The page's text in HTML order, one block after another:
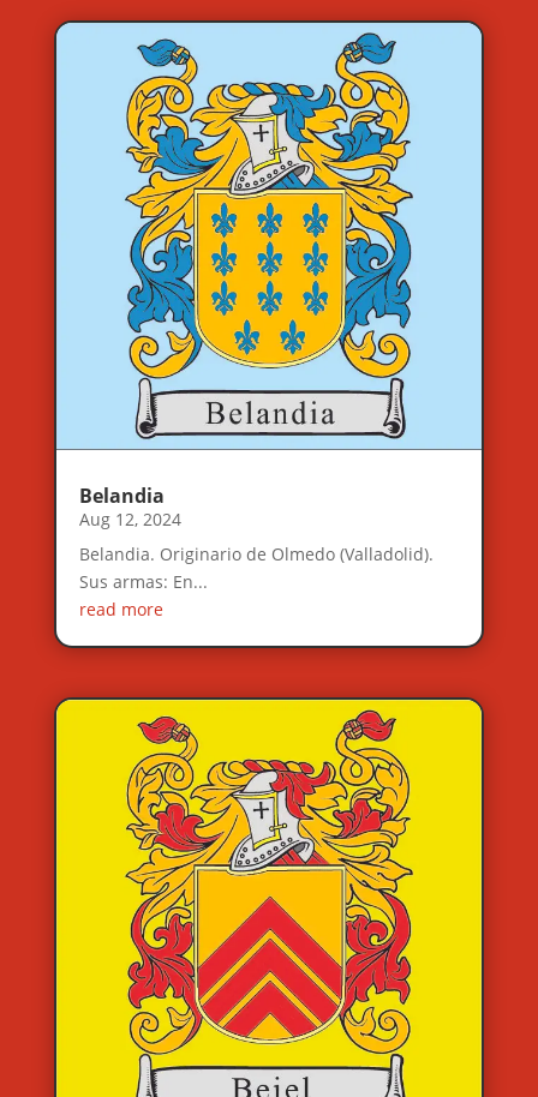
Belandia
Aug 12, 2024
Belandia. Originario de Olmedo (Valladolid).
Sus armas: En...
read more